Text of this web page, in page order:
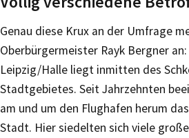
Genau diese Krux an der Umfrage
Oberbürgermeister Rayk Bergner
Leipzig/Halle liegt inmitten des
Stadtgebietes. Seit Jahrzehnten
am und um den Flughafen herum
Stadt. Hier siedelten sich viele